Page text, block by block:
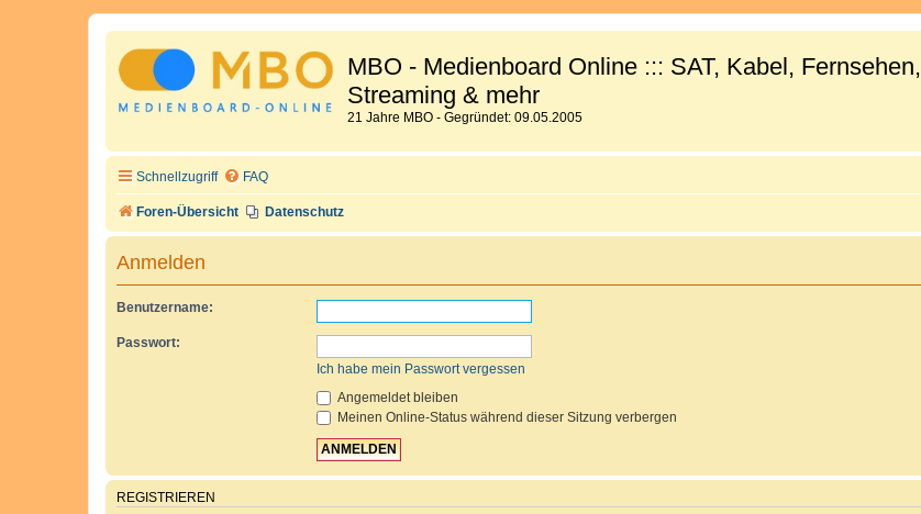
MBO - Medienboard Online ::: SAT, Kabel, Fernsehen,
Streaming & mehr
21 Jahre MBO - Gegründet: 09.05.2005
Schnellzugriff FAQ
Foren-Übersicht Datenschutz
Anmelden
Benutzername:
Passwort:
Ich habe mein Passwort vergessen
Angemeldet bleiben
Meinen Online-Status während dieser Sitzung verbergen
REGISTRIEREN